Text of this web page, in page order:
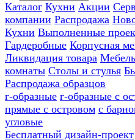
Каталог Кухни Акции
компании Распродажа
Кухни Выполненные
Гардеробные Корпусная
Ликвидация товара
комнаты Столы и стулья
Распродажа образцов
г-образные г-образные с
прямые с островом с
угловые
Бесплатный дизайн-проект